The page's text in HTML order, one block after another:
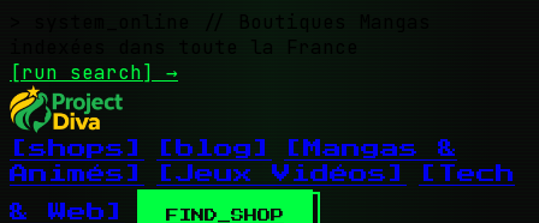
// Boutiques Mangas
indexées dans toute la France
[run search] →
[shops] [blog]
[Mangas &
Animés]
[Jeux Vidéos]
[Tech
& Web]
FIND_SHOP